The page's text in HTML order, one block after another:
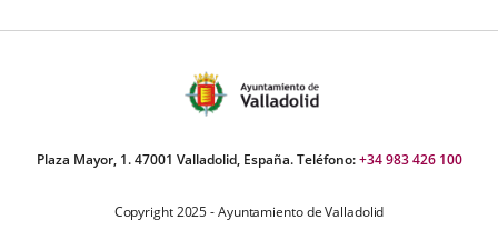
Plaza Mayor, 1. 47001 Valladolid, España. Teléfono:+34 983 426 100
Copyright 2025 - Ayuntamiento de Valladolid